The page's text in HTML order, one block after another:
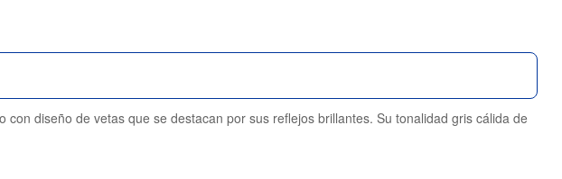
diseño de vetas que se destacan por sus reflejos brillantes. Su tonalidad gris cálida de